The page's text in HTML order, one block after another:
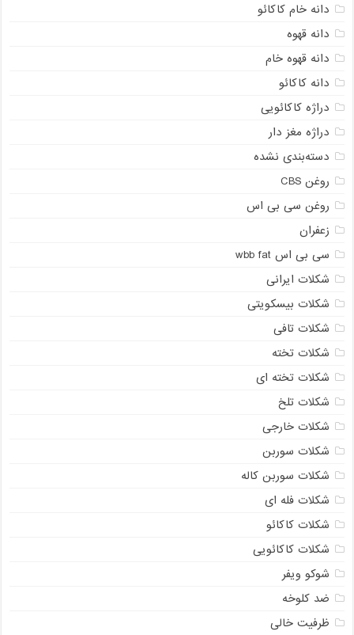
دانه خام کاکائو
دانه قهوه
دانه قهوه خام
دانه کاکائو
دراژه کاکائویی
دراژه مغز دار
دسته‌بندی نشده
روغن CBS
روغن سی بی اس
زعفران
سی بی اس wbb fat
شکلات ایرانی
شکلات بیسکویتی
شکلات تافی
شکلات تخته
شکلات تخته ای
شکلات تلخ
شکلات خارجی
شکلات سوربن
شکلات سوربن کاله
شکلات فله ای
شکلات کاکائو
شکلات کاکائویی
شوکو ویفر
ضد کلوخه
ظرفیت خالی